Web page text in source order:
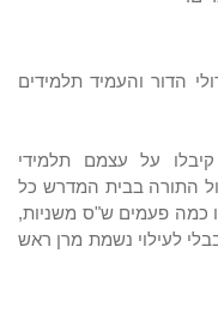
הדור והעמיד תלמידים
על עצמם תלמידי
התורה בבית המדרש כל
כמה פעמים ש"ס משניות,
לעילוי נשמת מרן ראש